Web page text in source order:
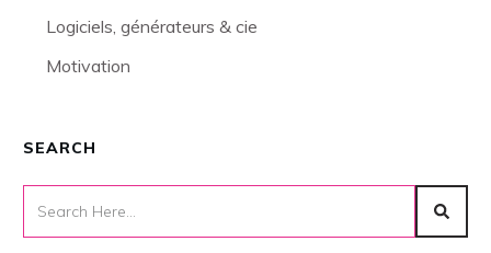
Logiciels, générateurs & cie
Motivation
SEARCH